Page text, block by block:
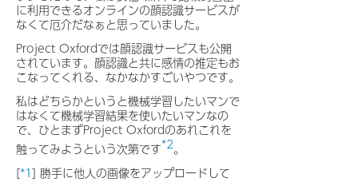
に利用できるオンラインの顔認識サービスが
なくて厄介だなぁと思っていました。
Project Oxfordでは顔認識サービスも公開
されています。顔認識と共に感情の推定もお
こなってくれる、なかなかすごいやつです。
私はどちらかというと機械学習したいマンで
はなくて機械学習結果を使いたいマンなの
で、ひとまずProject Oxfordのあれこれを
触ってみようという次第です*2。
[*1] 勝手に他人の画像をアップロードして